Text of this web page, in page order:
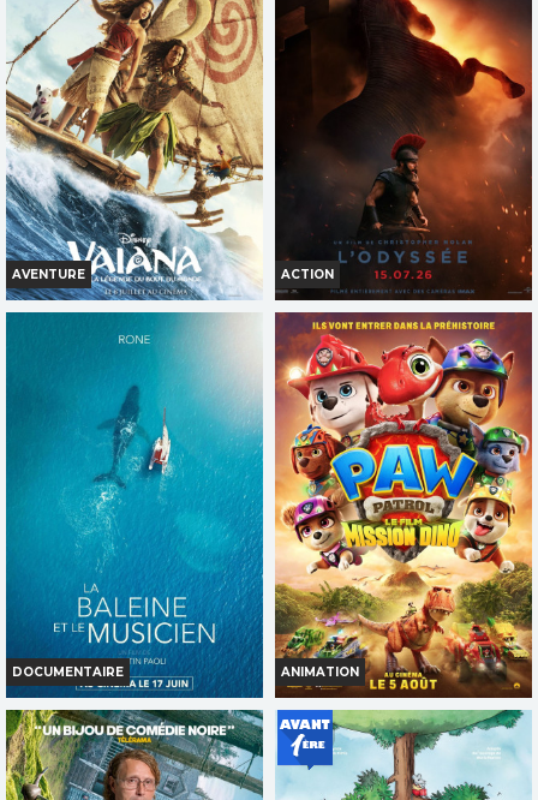
Horaires et Infos
Bande-annonce
TOUT PUBLIC
VF
Horaires et Infos
Bande-annonce
TOUT PUBLIC
VF
AVENTURE
DU MONDE
Horaires et Infos
Bande-annonce
TOUT PUBLIC
VF
ACTION
L'ODYSSÉE
Horaires et Infos
Bande-annonce
INT. -12ans
VF
VOST
DOCUMENTAIRE
LA BALEINE ET LE MUSICIEN
Horaires et Infos
ANIMATION
LA PAT' PATROUILLE : LE FILM
MISSION DINO
Horaires et Infos